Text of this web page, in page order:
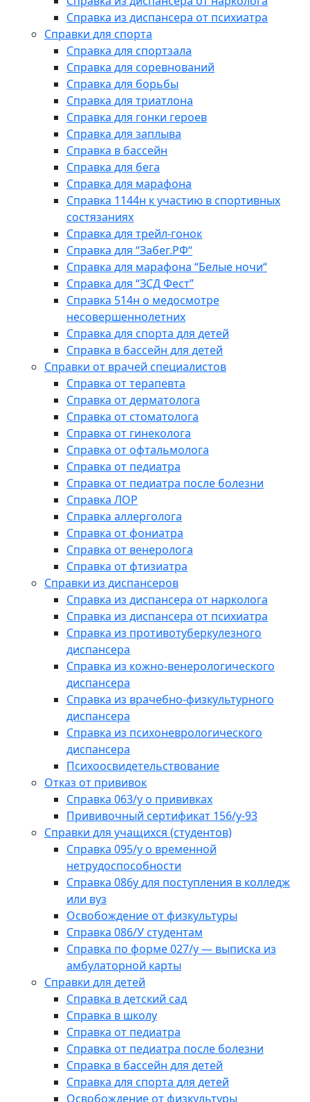
Справка из диспансера от психиатра
Справки для спорта
Справка для спортзала
Справка для соревнований
Справка для борьбы
Справка для триатлона
Справка для гонки героев
Справка для заплыва
Справка в бассейн
Справка для бега
Справка для марафона
Справка 1144н к участию в спортивных
состязаниях
Справка для трейл-гонок
Справка для “Забег.РФ“
Справка для марафона “Белые ночи“
Справка для “ЗСД Фест”
Справка 514н о медосмотре
несовершеннолетних
Справка для спорта для детей
Справка в бассейн для детей
Справки от врачей специалистов
Справка от терапевта
Справка от дерматолога
Справка от стоматолога
Справка от гинеколога
Справка от офтальмолога
Справка от педиатра
Справка от педиатра после болезни
Справка ЛОР
Справка аллерголога
Справка от фониатра
Справка от венеролога
Справка от фтизиатра
Справки из диспансеров
Справка из диспансера от нарколога
Справка из диспансера от психиатра
Справка из противотуберкулезного
диспансера
Справка из кожно-венерологического
диспансера
Справка из врачебно-физкультурного
диспансера
Справка из психоневрологического
диспансера
Психоосвидетельствование
Отказ от прививок
Справка 063/у о прививках
Прививочный сертификат 156/у-93
Справки для учащихся (студентов)
Справка 095/у о временной
нетрудоспособности
Справка 086у для поступления в колледж
или вуз
Освобождение от физкультуры
Справка 086/У студентам
Справка по форме 027/у — выписка из
амбулаторной карты
Справки для детей
Справка в детский сад
Справка в школу
Справка от педиатра
Справка от педиатра после болезни
Справка в бассейн для детей
Справка для спорта для детей
Освобождение от физкультуры